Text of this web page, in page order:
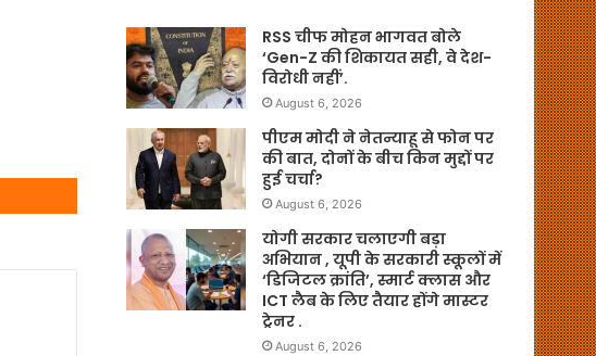
RSS चीफ मोहन भागवत बोले
‘Gen-Z की शिकायत सही, वे देश-
विरोधी नहीं’.
August 6, 2026
पीएम मोदी ने नेतन्याहू से फोन पर
की बात, दोनों के बीच किन मुद्दों पर
हुई चर्चा?
August 6, 2026
योगी सरकार चलाएगी बड़ा
अभियान , यूपी के सरकारी स्कूलों में
‘डिजिटल क्रांति’, स्मार्ट क्लास और
ICT लैब के लिए तैयार होंगे मास्टर
ट्रेनर .
August 6, 2026